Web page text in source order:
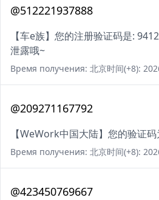
@512221937888
【车e族】您的注册验证码是:
泄露哦~
Время получения: 北京时间(+8):
@209271167792
【WeWork中国大陆】您的验证码
Время получения: 北京时间(+8):
@423450769667